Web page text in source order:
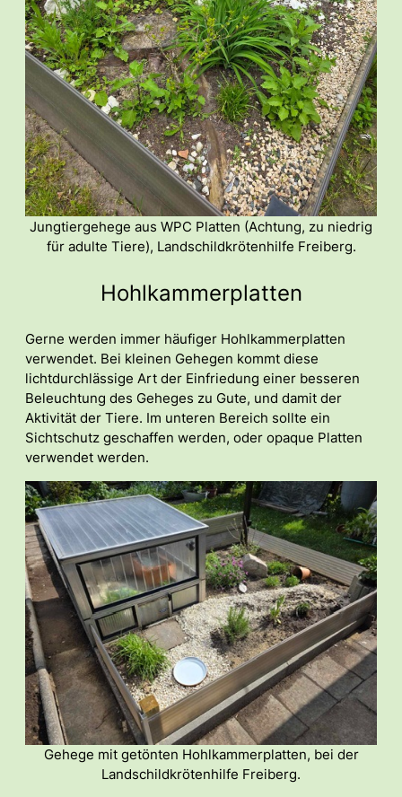
Jungtiergehege aus WPC Platten (Achtung, zu niedrig
für adulte Tiere), Landschildkrötenhilfe Freiberg.
Hohlkammerplatten
Gerne werden immer häufiger Hohlkammerplatten
verwendet. Bei kleinen Gehegen kommt diese
lichtdurchlässige Art der Einfriedung einer besseren
Beleuchtung des Geheges zu Gute, und damit der
Aktivität der Tiere. Im unteren Bereich sollte ein
Sichtschutz geschaffen werden, oder opaque Platten
verwendet werden.
Gehege mit getönten Hohlkammerplatten, bei der
Landschildkrötenhilfe Freiberg.